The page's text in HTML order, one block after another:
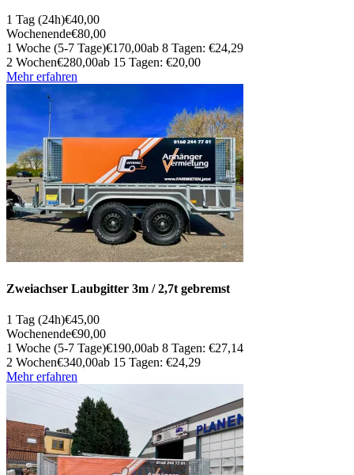
1 Tag (24h)€40,00
Wochenende€80,00
1 Woche (5-7 Tage)€170,00ab 8 Tagen: €24,29
2 Wochen€280,00ab 15 Tagen: €20,00
Mehr erfahren
Zweiachser Laubgitter 3m / 2,7t gebremst
1 Tag (24h)€45,00
Wochenende€90,00
1 Woche (5-7 Tage)€190,00ab 8 Tagen: €27,14
2 Wochen€340,00ab 15 Tagen: €24,29
Mehr erfahren